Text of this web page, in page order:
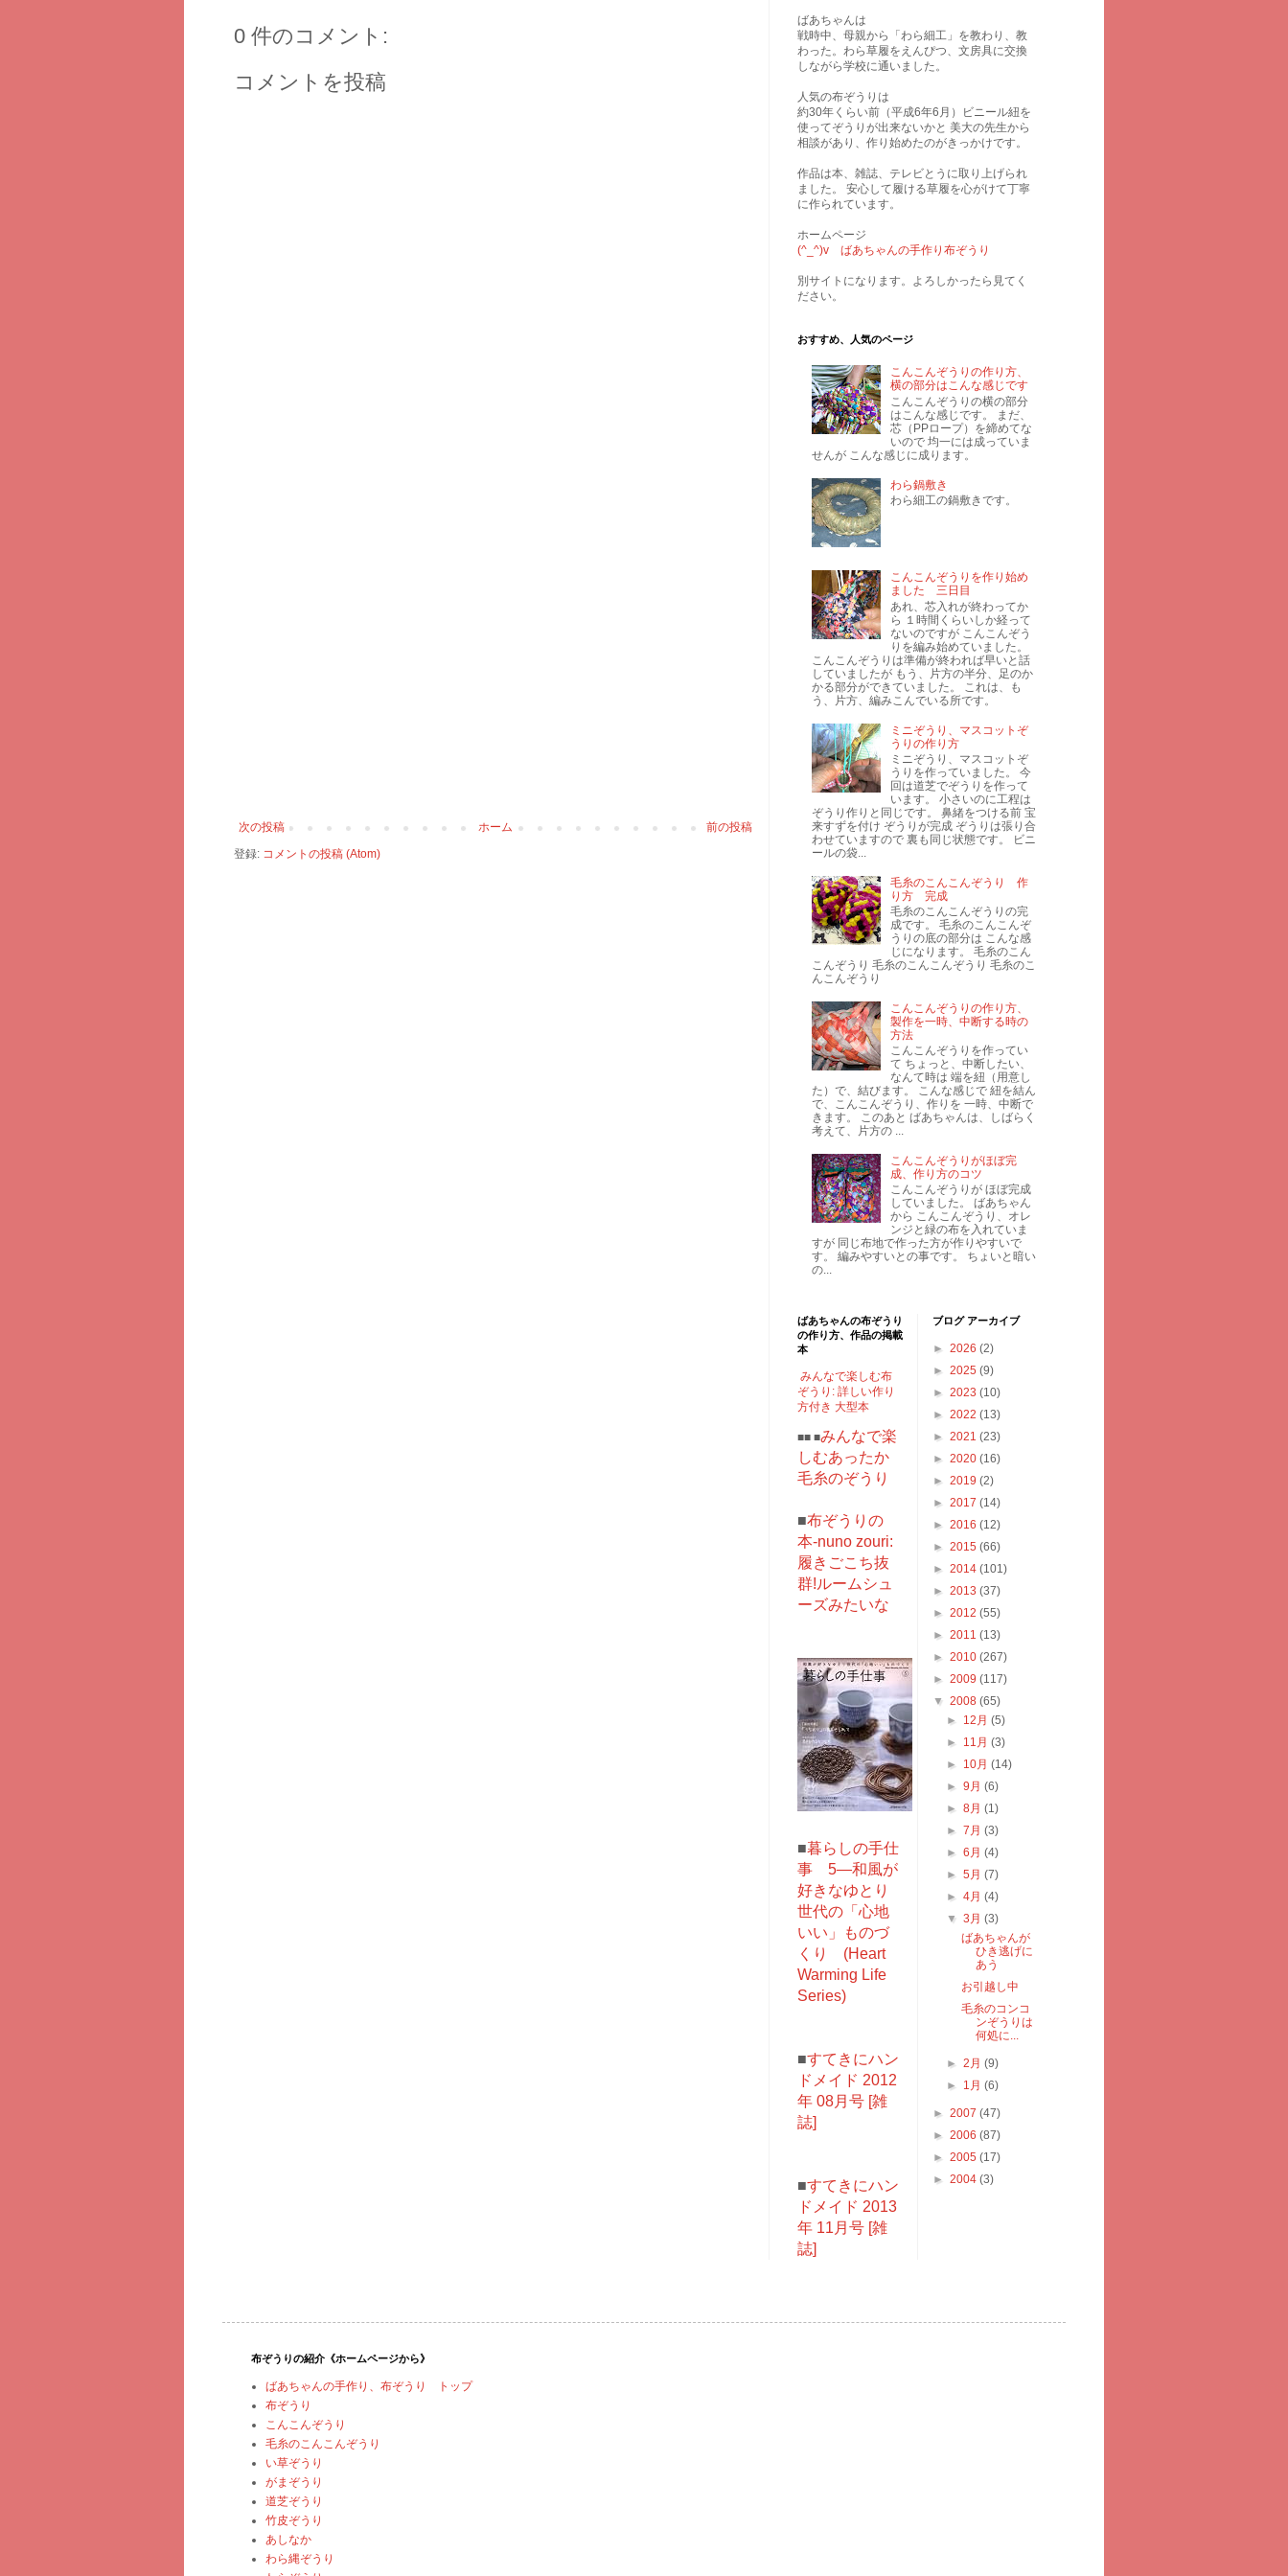
0 件のコメント:
コメントを投稿
次の投稿 前の投稿
ホーム
登録: コメントの投稿 (Atom)
ばあちゃんは
戦時中、母親から「わら細工」を教わり、教
わった。わら草履をえんぴつ、文房具に交換
しながら学校に通いました。
人気の布ぞうりは
約30年くらい前（平成6年6月）ビニール紐を
使ってぞうりが出来ないかと 美大の先生から
相談があり、作り始めたのがきっかけです。
作品は本、雑誌、テレビとうに取り上げられ
ました。 安心して履ける草履を心がけて丁寧
に作られています。
ホームページ
(^_^)v ばあちゃんの手作り布ぞうり
別サイトになります。よろしかったら見てく
ださい。
おすすめ、人気のページ
こんこんぞうりの作り方、
横の部分はこんな感じです
こんこんぞうりの横の部分
はこんな感じです。 まだ、
芯（PPロープ）を締めてな
いので 均一には成っていま
せんが こんな感じに成ります。
わら鍋敷き
わら細工の鍋敷きです。
こんこんぞうりを作り始め
ました 三日目
あれ、芯入れが終わってか
ら １時間くらいしか経って
ないのですが こんこんぞう
りを編み始めていました。
こんこんぞうりは準備が終われば早いと話
していましたが もう、片方の半分、足のか
かる部分ができていました。 これは、も
う、片方、編みこんでいる所です。
ミニぞうり、マスコットぞ
うりの作り方
ミニぞうり、マスコットぞ
うりを作っていました。 今
回は道芝でぞうりを作って
います。 小さいのに工程は
ぞうり作りと同じです。 鼻緒をつける前 宝
来すずを付け ぞうりが完成 ぞうりは張り合
わせていますので 裏も同じ状態です。 ビニ
ールの袋...
毛糸のこんこんぞうり 作
り方 完成
毛糸のこんこんぞうりの完
成です。 毛糸のこんこんぞ
うりの底の部分は こんな感
じになります。 毛糸のこん
こんぞうり 毛糸のこんこんぞうり 毛糸のこ
んこんぞうり
こんこんぞうりの作り方、
製作を一時、中断する時の
方法
こんこんぞうりを作ってい
て ちょっと、中断したい、
なんて時は 端を紐（用意し
た）で、結びます。 こんな感じで 紐を結ん
で、こんこんぞうり、作りを 一時、中断で
きます。 このあと ばあちゃんは、しばらく
考えて、片方の ...
こんこんぞうりがほぼ完
成、作り方のコツ
こんこんぞうりが ほぼ完成
していました。 ばあちゃん
から こんこんぞうり、オレ
ンジと緑の布を入れていま
すが 同じ布地で作った方が作りやすいで
す。 編みやすいとの事です。 ちょいと暗い
の...
ばあちゃんの布ぞうり
の作り方、作品の掲載
本
みんなで楽しむ布
ぞうり: 詳しい作り
方付き 大型本
■■ ■みんなで楽
しむあったか
毛糸のぞうり
■布ぞうりの
本-nuno zouri:
履きごこち抜
群!ルームシュ
ーズみたいな
■暮らしの手仕
事 5―和風が
好きなゆとり
世代の「心地
いい」ものづ
くり (Heart
Warming Life
Series)
■すてきにハン
ドメイド 2012
年 08月号 [雑
誌]
■すてきにハン
ドメイド 2013
年 11月号 [雑
誌]
ブログ アーカイブ
► 2026 (2)
► 2025 (9)
► 2023 (10)
► 2022 (13)
► 2021 (23)
► 2020 (16)
► 2019 (2)
► 2017 (14)
► 2016 (12)
► 2015 (66)
► 2014 (101)
► 2013 (37)
► 2012 (55)
► 2011 (13)
► 2010 (267)
► 2009 (117)
▼ 2008 (65)
► 12月(5)
► 11月(3)
► 10月(14)
►9月(6)
►8月(1)
►7月(3)
►6月(4)
►5月(7)
►4月(4)
▼3月(3)
ばあちゃんが
ひき逃げに
あう
お引越し中
毛糸のコンコ
ンぞうりは
何処に...
►2月(9)
► 1月(6)
► 2007 (47)
► 2006 (87)
► 2005 (17)
► 2004 (3)
布ぞうりの紹介《ホームページから》
ばあちゃんの手作り、布ぞうり トップ
布ぞうり
こんこんぞうり
毛糸のこんこんぞうり
い草ぞうり
がまぞうり
道芝ぞうり
竹皮ぞうり
あしなか
わら縄ぞうり